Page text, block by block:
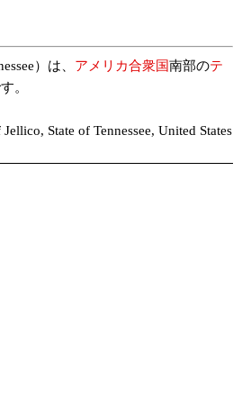
）は、 アメリカ合衆国南部のテ
。
State of Tennessee, United States